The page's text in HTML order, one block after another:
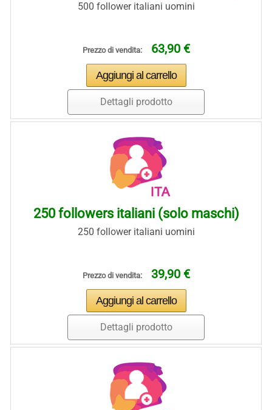
500 follower italiani uomini
Prezzo di vendita: 63,90 €
Dettagli prodotto
250 followers italiani (solo maschi)
250 follower italiani uomini
Prezzo di vendita: 39,90 €
Dettagli prodotto